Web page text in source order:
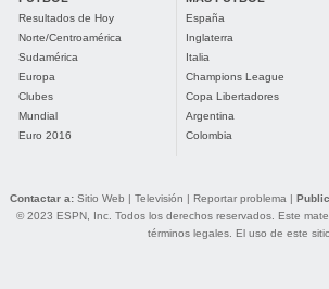
Resultados de Hoy
Norte/Centroamérica
Sudamérica
Europa
Clubes
Mundial
Euro 2016
España
Inglaterra
Italia
Champions League
Copa Libertadores
Argentina
Colombia
Contactar a: Sitio Web | Televisión | Reportar problema |
© 2023 ESPN, Inc. Todos los derechos reservados. Este
términos legales. El uso de este